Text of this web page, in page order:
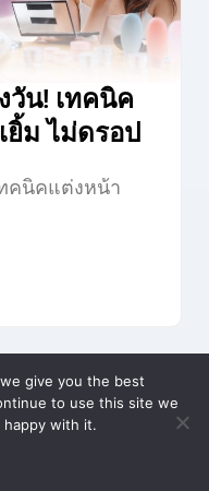
น! เทคนิค
ม ไม่ดรอป
คนิคแต่งหน้า
give you the best
to use this site we
happy with it.